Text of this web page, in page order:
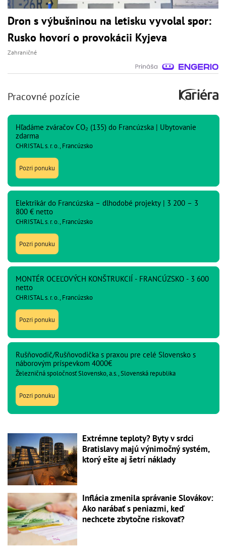
Dron s výbušninou na letisku vyvolal spor:
Rusko hovorí o provokácii Kyjeva
Zahraničné
Pracovné pozície
Hľadáme zváračov CO₂ (135) do Francúzska | Ubytovanie
zdarma
CHRISTAL s. r. o., Francúzsko
Pozri ponuku
Elektrikár do Francúzska – dlhodobé projekty | 3 200 – 3
800 € netto
CHRISTAL s. r. o., Francúzsko
Pozri ponuku
MONTÉR OCEĽOVÝCH KONŠTRUKCIÍ - FRANCÚZSKO - 3 600
netto
CHRISTAL s. r. o., Francúzsko
Pozri ponuku
Rušňovodič/Rušňovodička s praxou pre celé Slovensko s
náborovým príspevkom 4000€
Železničná spoločnosť Slovensko, a.s., Slovenská republika
Pozri ponuku
Extrémne teploty? Byty v srdci
Bratislavy majú výnimočný systém,
ktorý ešte aj šetrí náklady
Inflácia zmenila správanie Slovákov:
Ako narábať s peniazmi, keď
nechcete zbytočne riskovať?